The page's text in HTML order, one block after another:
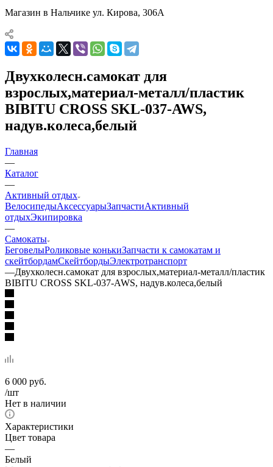
Магазин в Нальчике ул. Кирова, 306А
Двухколесн.самокат для
взрослых,материал-металл/пластик
BIBITU CROSS SKL-037-AWS,
надув.колеса,белый
Главная
—
Каталог
—
Активный отдых
ВелосипедыАксессуарыЗапчастиАктивный
отдыхЭкипировка
—
Самокаты
БеговелыРоликовые конькиЗапчасти к самокатам и
скейтбордамСкейтбордыЭлектротранспорт
—Двухколесн.самокат для взрослых,материал-металл/пластик
BIBITU CROSS SKL-037-AWS, надув.колеса,белый
6 000 руб.
/шт
Нет в наличии
Характеристики
Цвет товара
—
Белый